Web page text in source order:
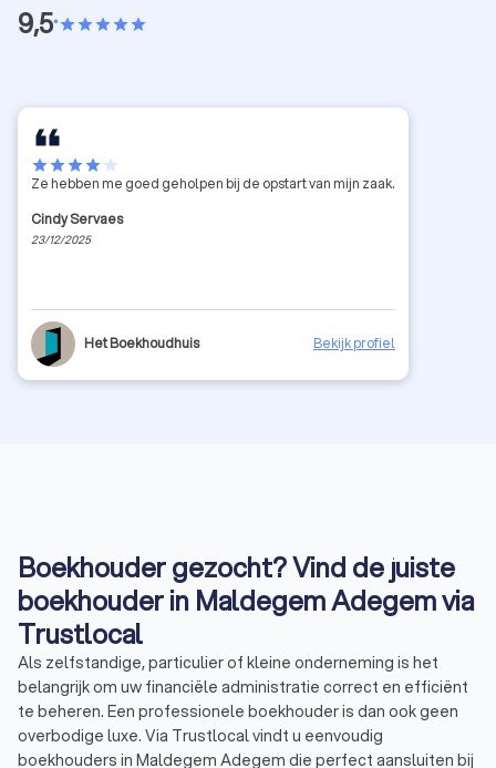
9,5•starstarstarstarstar
starstarstarstarstar
Ze hebben me goed geholpen bij de opstart van mijn zaak.
Cindy Servaes
23/12/2025
Het Boekhoudhuis Bekijk profiel
Boekhouder gezocht? Vind de juiste
boekhouder in Maldegem Adegem via
Trustlocal
Als zelfstandige, particulier of kleine onderneming is het
belangrijk om uw financiële administratie correct en efficiënt
te beheren. Een professionele boekhouder is dan ook geen
overbodige luxe. Via Trustlocal vindt u eenvoudig
boekhouders in Maldegem Adegem die perfect aansluiten bij